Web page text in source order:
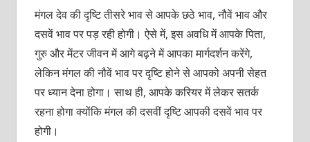
मंगल देव की दृष्टि तीसरे भाव से आपके छठे भाव, नौवें भाव और
दसवें भाव पर पड़ रही होगी। ऐसे में, इस अवधि में आपके पिता,
गुरु और मेंटर जीवन में आगे बढ़ने में आपका मार्गदर्शन करेंगे,
लेकिन मंगल की नौवें भाव पर दृष्टि होने से आपको अपनी सेहत
पर ध्यान देना होगा। साथ ही, आपके करियर में लेकर सतर्क
रहना होगा क्योंकि मंगल की दसवीं दृष्टि आपकी दसवें भाव पर
होगी।